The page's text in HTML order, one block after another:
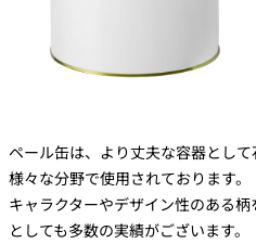
ペール缶は、より丈夫な容器とし
様々な分野で使用されております。
キャラクターやデザイン性のある
としても多数の実績がございます。